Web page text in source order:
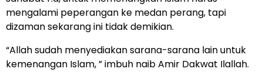
mengalami peperangan ke medan perang, tapi
dizaman sekarang ini tidak demikian.
“Allah sudah menyediakan sarana-sarana lain untuk
kemenangan Islam, ” imbuh naib Amir Dakwat Ilallah.